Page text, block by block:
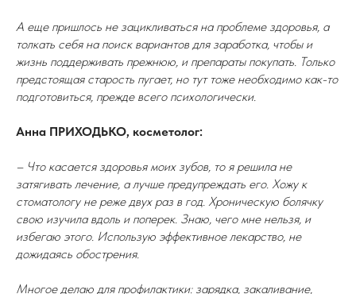
А еще пришлось не зацикливаться на проблеме здоровья, а
толкать себя на поиск вариантов для заработка, чтобы и
жизнь поддерживать прежнюю, и препараты покупать. Только
предстоящая старость пугает, но тут тоже необходимо как-то
подготовиться, прежде всего психологически.
Анна ПРИХОДЬКО, косметолог:
– Что касается здоровья моих зубов, то я решила не
затягивать лечение, а лучше предупреждать его. Хожу к
стоматологу не реже двух раз в год. Хроническую болячку
свою изучила вдоль и поперек. Знаю, чего мне нельзя, и
избегаю этого. Использую эффективное лекарство, не
дожидаясь обострения.
Многое делаю для профилактики: зарядка, закаливание,